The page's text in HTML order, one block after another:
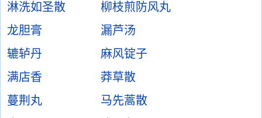
淋洗如圣散
柳枝煎防风丸
龙胆膏
漏芦汤
辘轳丹
麻风锭子
满店香
莽草散
蔓荆丸
马先蒿散